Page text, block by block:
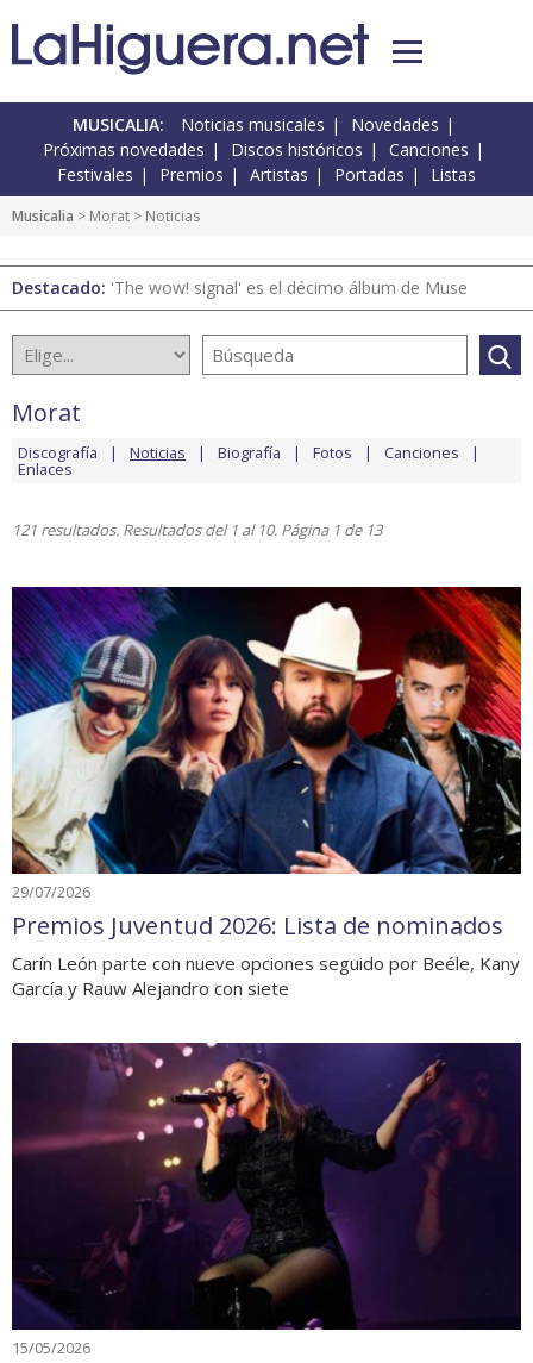
MUSICALIA: Noticias musicales
Novedades
Próximas novedades
Discos históricos
Canciones
Festivales
Premios Artistas Portadas Listas
Musicalia > Morat > Noticias
Destacado: 'The wow! signal' es el décimo álbum de Muse
Morat
Discografía Noticias Biografía Fotos Canciones
Enlaces
121 resultados. Resultados del 1 al 10. Página 1 de 13
29/07/2026
Premios Juventud 2026: Lista de nominados
Carín León parte con nueve opciones seguido por Beéle, Kany
García y Rauw Alejandro con siete
15/05/2026